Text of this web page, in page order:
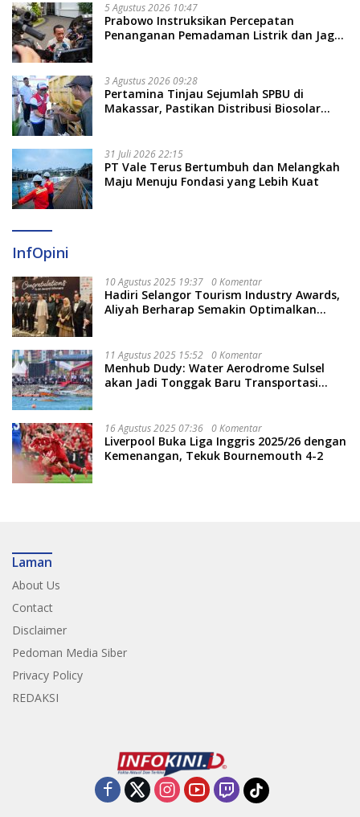
5 Agustus 2026 10:47
Prabowo Instruksikan Percepatan
Penanganan Pemadaman Listrik dan Jaga
3 Agustus 2026 09:28
Pertamina Tinjau Sejumlah SPBU di
Makassar, Pastikan Distribusi Biosolar
31 Juli 2026 22:15
PT Vale Terus Bertumbuh dan Melangkah
Maju Menuju Fondasi yang Lebih Kuat
InfOpini
10 Agustus 2025 19:37 0 Komentar
Hadiri Selangor Tourism Industry Awards,
Aliyah Berharap Semakin Optimalkan
11 Agustus 2025 15:52 0 Komentar
Menhub Dudy: Water Aerodrome Sulsel
akan Jadi Tonggak Baru Transportasi
16 Agustus 2025 07:36 0 Komentar
Liverpool Buka Liga Inggris 2025/26 dengan
Kemenangan, Tekuk Bournemouth 4-2
Laman
About Us
Contact
Disclaimer
Pedoman Media Siber
Privacy Policy
REDAKSI